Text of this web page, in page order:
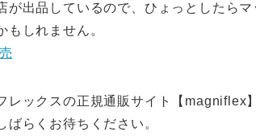
が出品しているので、ひょっとしたら
もしれません。
レックスの正規通販サイト【magniflex
ばらくお待ちください。